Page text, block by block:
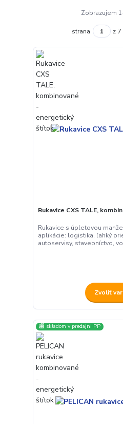
Zobrazujem
strana z 7
Rukavice CXS TALE,
Rukavice s úpletovou
aplikácie: logistika, ľahký
autoservisy, stavebníctvo,
Zvoliť
🏬 skladom v predajni PP